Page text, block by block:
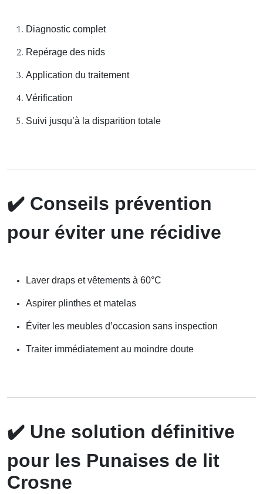
Diagnostic complet
Repérage des nids
Application du traitement
Vérification
Suivi jusqu’à la disparition totale
✔️ Conseils prévention
pour éviter une récidive
Laver draps et vêtements à 60°C
Aspirer plinthes et matelas
Éviter les meubles d’occasion sans inspection
Traiter immédiatement au moindre doute
✔️ Une solution définitive
pour les Punaises de lit
Crosne